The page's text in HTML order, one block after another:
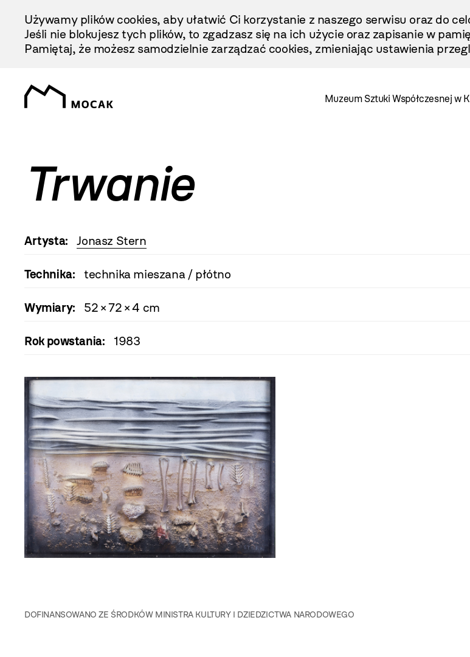
Treści
Używamy plików cookies, aby ułatwić Ci korzystanie z naszego serwisu oraz do
Jeśli nie blokujesz tych plików, to zgadzasz się na ich użycie oraz zapisanie w
Pamiętaj, że możesz samodzielnie zarządzać cookies, zmieniając ustawienia
Muzeum Sztuki Współczesnej w
Trwanie
Artysta: Jonasz Stern
Technika: technika mieszana / płótno
Wymiary: 52 × 72 × 4 cm
Rok powstania: 1983
DOFINANSOWANO ZE ŚRODKÓW MINISTRA KULTURY I DZIEDZICTWA NARODOWEGO